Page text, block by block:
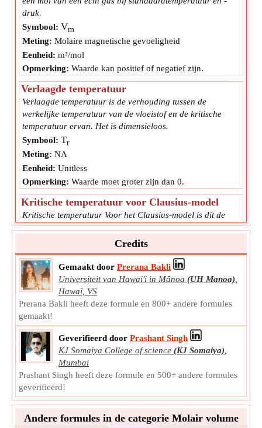
druk.
Symbool: Vm
Meting: Molaire magnetische gevoeligheid
Eenheid: m³/mol
Opmerking: Waarde kan positief of negatief zijn.
Verlaagde temperatuur
Verlaagde temperatuur is de verhouding tussen de
werkelijke temperatuur van de vloeistof en de kritische
temperatuur ervan. Het is dimensieloos.
Symbool: Tr
Meting: NA
Eenheid: Unitless
Opmerking: Waarde moet groter zijn dan 0.
Kritische temperatuur voor Clausius-model
Kritische temperatuur Voor het Clausius-model is dit de
hoogste temperatuur waarbij de stof als vloeistof kan
bestaan. Wanneer deze fasegrenzen verdwijnen, kan de stof
zowel als vloeistof als als damp bestaan.
Symbool:
T'c
Meting:
Temperatuur
Eenheid:
K
Opmerking: Waarde moet groter zijn dan 0.
Verminderde druk
Verminderde druk is de verhouding tussen de werkelijke
druk van de vloeistof en de kritische druk. Het is
dimensieloos.
Symbool: Pr
Meting:
Eenheid:Unitless
Opmerking:De waarde moet tussen 0 en 1 liggen.
Credits
Gemaakt door Prerana Bakli
Universiteit van Hawai'i in Mānoa (UH Manoa)
Hawaï, VS
Prerana Bakli heeft deze formule en 800+ andere formules
gemaakt!
Geverifieerd door Prashant Singh
KJ Somaiya College of science (KJ Somaiya)
Mumbai
Prashant Singh heeft deze formule en 500+ andere formules
geverifieerd!
Andere formules in de categorie Molair volume